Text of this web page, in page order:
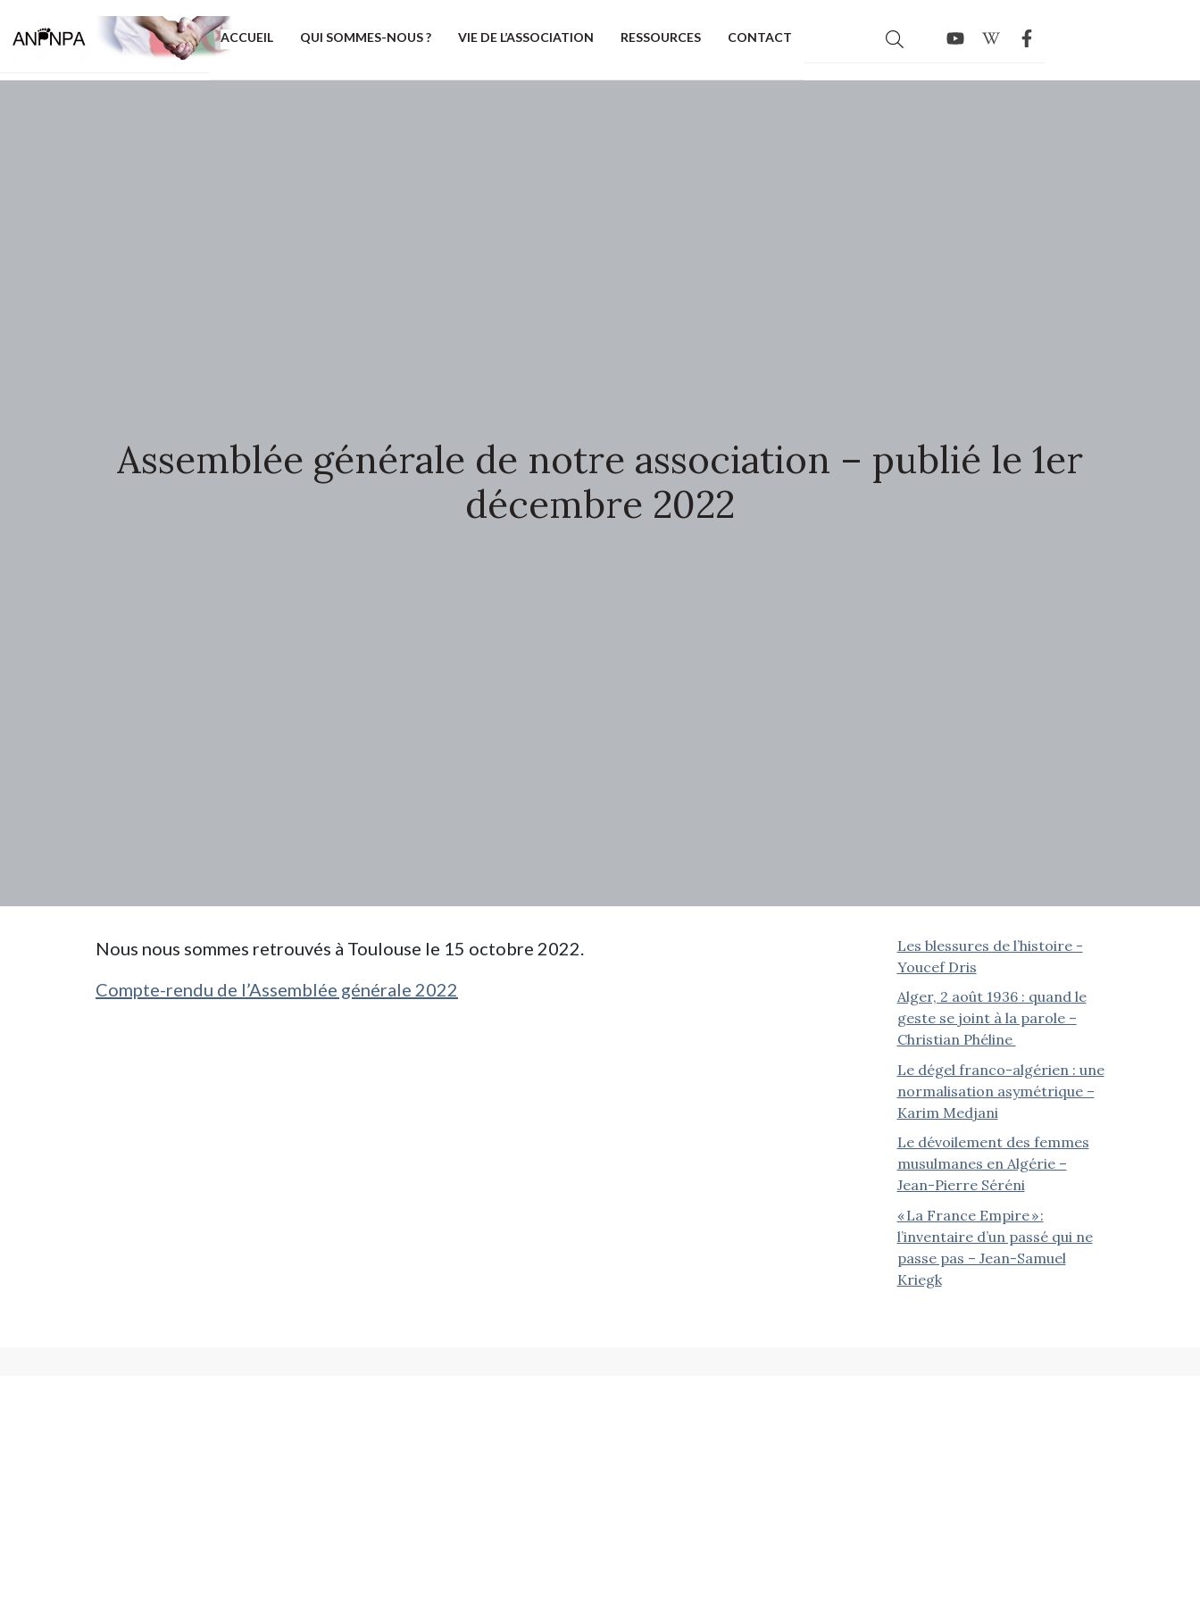
ACCUEIL QUI SOMMES-NOUS ? VIE DE L’ASSOCIATION RESSOURCES CONTACT
Assemblée générale de notre association – publié le 1er
décembre 2022
Nous nous sommes retrouvés à Toulouse le 15 octobre 2022.
Compte-rendu de l’Assemblée générale 2022
Les blessures de l’histoire -
Youcef Dris
Alger, 2 août 1936 : quand le
geste se joint à la parole –
Christian Phéline
Le dégel franco-algérien : une
normalisation asymétrique –
Karim Medjani
Le dévoilement des femmes
musulmanes en Algérie –
Jean-Pierre Séréni
« La France Empire » :
l’inventaire d’un passé qui ne
passe pas – Jean-Samuel
Kriegk